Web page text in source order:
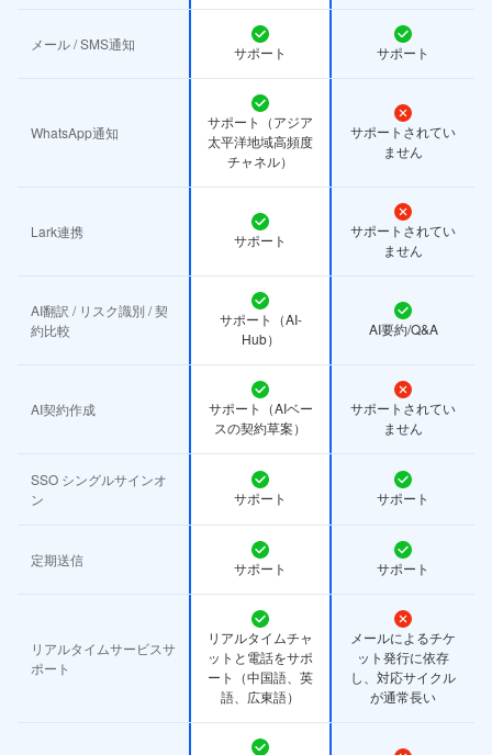
メール / SMS通知 サポート サポート
WhatsApp通知
サポート（アジア
太平洋地域高頻度
チャネル）
サポートされてい
ません
Lark連携 サポート
サポートされてい
ません
AI翻訳 / リスク識別 / 契
約比較
サポート（AI-
Hub）
AI要約/Q&A
AI契約作成
サポート（AIベー
スの契約草案）
サポートされてい
ません
SSO シングルサインオ
ン
サポート サポート
定期送信 サポート サポート
リアルタイムサービスサ
ポート
リアルタイムチャ
ットと電話をサポ
ート（中国語、英
語、広東語）
メールによるチケ
ット発行に依存
し、対応サイクル
が通常長い